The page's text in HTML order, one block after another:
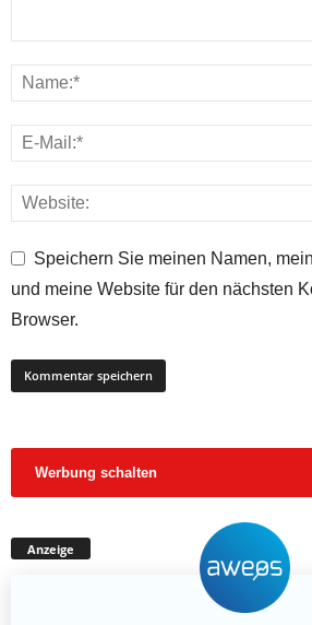
Speichern Sie meinen Namen,
und meine Website für den nächsten
Browser.
Werbung schalten
Anzeige